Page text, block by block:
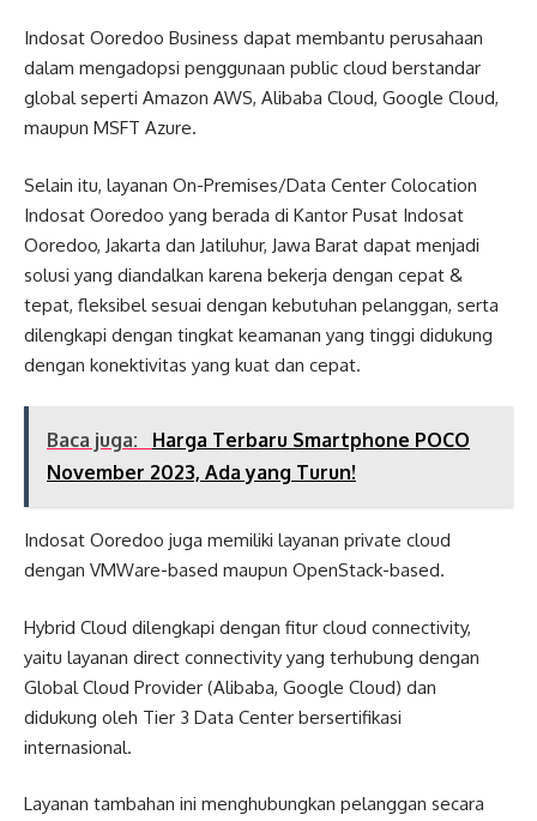
Indosat Ooredoo Business dapat membantu perusahaan
dalam mengadopsi penggunaan public cloud berstandar
global seperti Amazon AWS, Alibaba Cloud, Google Cloud,
maupun MSFT Azure.
Selain itu, layanan On-Premises/Data Center Colocation
Indosat Ooredoo yang berada di Kantor Pusat Indosat
Ooredoo, Jakarta dan Jatiluhur, Jawa Barat dapat menjadi
solusi yang diandalkan karena bekerja dengan cepat &
tepat, fleksibel sesuai dengan kebutuhan pelanggan, serta
dilengkapi dengan tingkat keamanan yang tinggi didukung
dengan konektivitas yang kuat dan cepat.
Baca juga:
Harga Terbaru Smartphone POCO
November 2023, Ada yang Turun!
Indosat Ooredoo juga memiliki layanan private cloud
dengan VMWare-based maupun OpenStack-based.
Hybrid Cloud dilengkapi dengan fitur cloud connectivity,
yaitu layanan direct connectivity yang terhubung dengan
Global Cloud Provider (Alibaba, Google Cloud) dan
didukung oleh Tier 3 Data Center bersertifikasi
internasional.
Layanan tambahan ini menghubungkan pelanggan secara